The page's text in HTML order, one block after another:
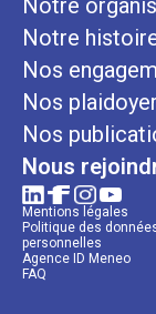
Notre
Notre
Nos
Nos
Nos
Nous
Mentions légales
Politique des
personnelles
Agence ID Meneo
FAQ